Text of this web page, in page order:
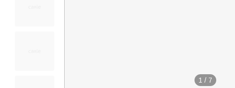
1 / 7